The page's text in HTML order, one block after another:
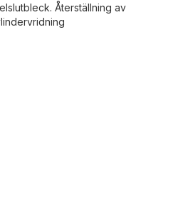
Återställning av